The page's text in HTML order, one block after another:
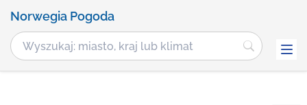
Norwegia Pogoda